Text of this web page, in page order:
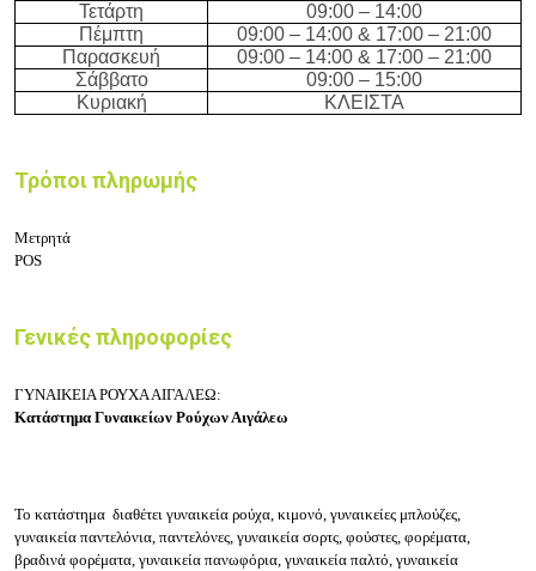
Τετάρτη
09:00 – 14:00
Πέμπτη
09:00 – 14:00 & 17:00 – 21:00
Παρασκευή
09:00 – 14:00 & 17:00 – 21:00
Σάββατο
09:00 – 15:00
Κυριακή
ΚΛΕΙΣΤΑ
Τρόποι πληρωμής
Μετρητά
POS
Γενικές πληροφορίες
ΓΥΝΑΙΚΕΙΑ ΡΟΥΧΑ ΑΙΓΑΛΕΩ:
Κατάστημα Γυναικείων Ρούχων Αιγάλεω
Το κατάστημα διαθέτει γυναικεία ρούχα, κιμονό, γυναικείες μπλούζες,
γυναικεία παντελόνια, παντελόνες, γυναικεία σορτς, φούστες, φορέματα,
βραδινά φορέματα, γυναικεία πανωφόρια, γυναικεία παλτό, γυναικεία